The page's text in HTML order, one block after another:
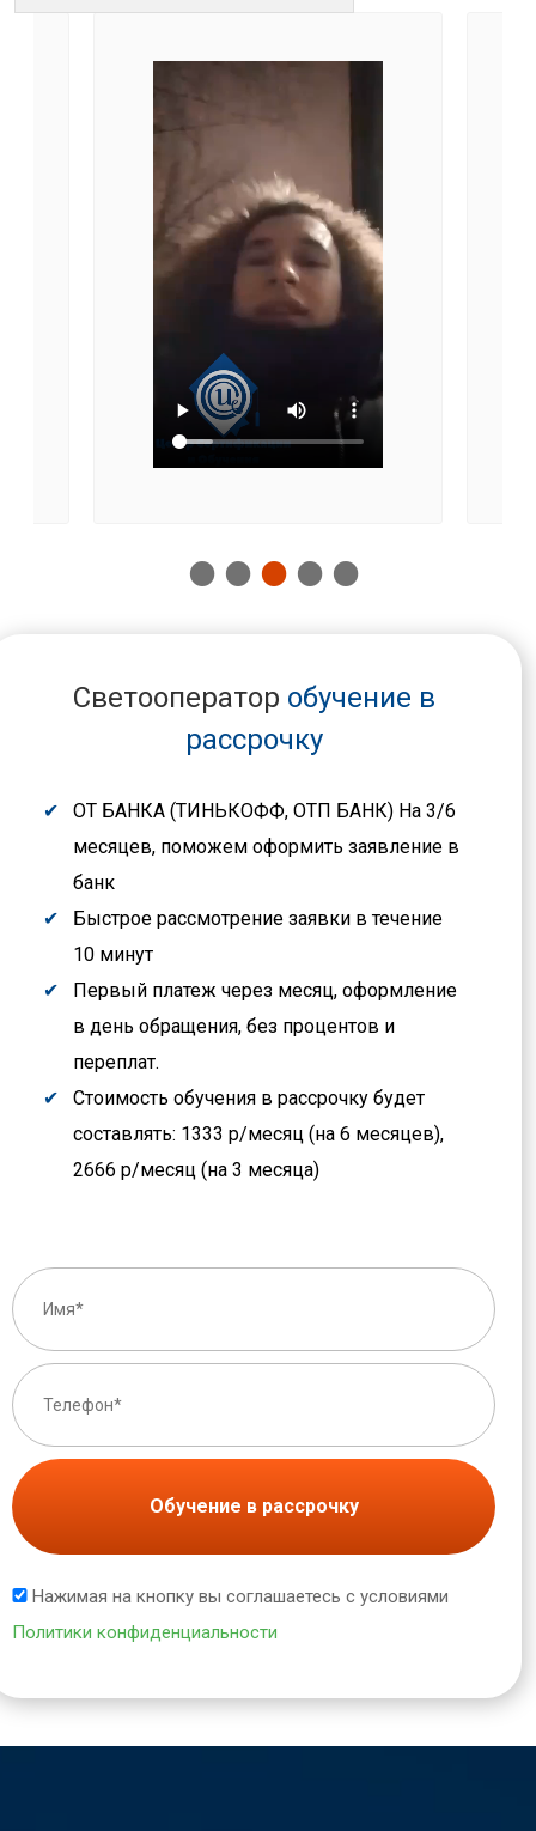
Светооператор обучение в
рассрочку
ОТ БАНКА (ТИНЬКОФФ, ОТП БАНК) На 3/6
месяцев, поможем оформить заявление в
банк
Быстрое рассмотрение заявки в течение
10 минут
Первый платеж через месяц, оформление
в день обращения, без процентов и
переплат.
Стоимость обучения в рассрочку будет
составлять: 1333 р/месяц (на 6 месяцев),
2666 р/месяц (на 3 месяца)
Обучение в рассрочку
Нажимая на кнопку вы соглашаетесь с условиями
Политики конфиденциальности